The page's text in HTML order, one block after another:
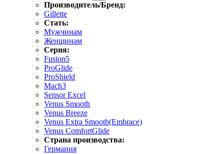
Производитель/Бренд:
Gillette
Стать:
Мужчинам
Женщинам
Серия:
Fusion5
ProGlide
ProShield
Mach3
Sensor Excel
Venus Smooth
Venus Breeze
Venus Extra Smooth(Embrace)
Venus ComfortGlide
Страна производства:
Германия